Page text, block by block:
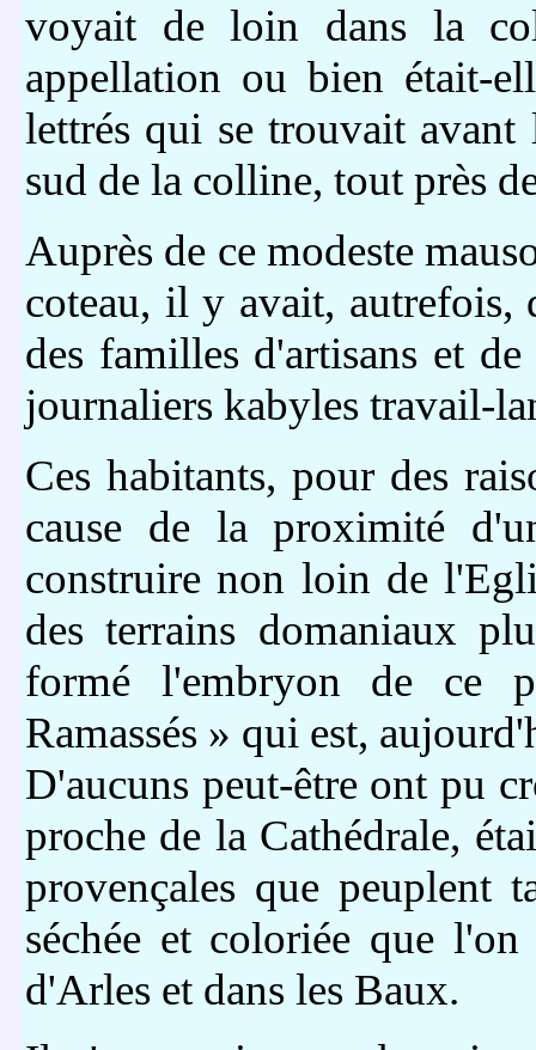
voyait de loin dans la
appellation ou bien était-
lettrés qui se trouvait avant
sud de la colline, tout près
Auprès de ce modeste
coteau, il y avait, autrefois,
des familles d'artisans et
journaliers kabyles travail-
Ces habitants, pour des
cause de la proximité
construire non loin de
des terrains domaniaux
formé l'embryon de ce
Ramassés » qui est,
D'aucuns peut-être ont pu
proche de la Cathédrale,
provençales que peuplent
séchée et coloriée que
d'Arles et dans les Baux.